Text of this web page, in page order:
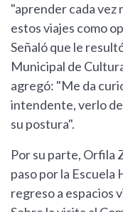
"aprender cada vez
estos viajes como
Señaló que le
Municipal de
agregó: "Me da
intendente, verlo
su postura".
Por su parte, Orfila
paso por la Escuela
regreso a espacios